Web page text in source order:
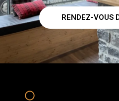
RENDEZ-VOUS